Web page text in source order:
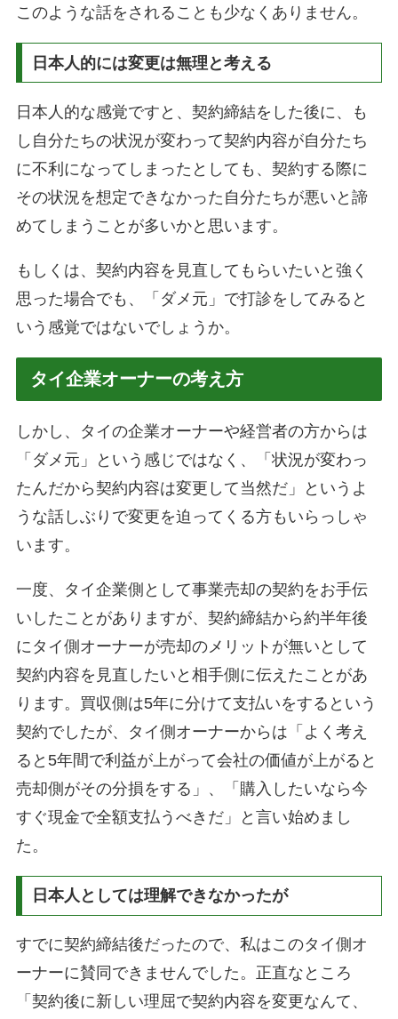
このような話をされることも少なくありません。
日本人的には変更は無理と考える
日本人的な感覚ですと、契約締結をした後に、も
し自分たちの状況が変わって契約内容が自分たち
に不利になってしまったとしても、契約する際に
その状況を想定できなかった自分たちが悪いと諦
めてしまうことが多いかと思います。
もしくは、契約内容を見直してもらいたいと強く
思った場合でも、「ダメ元」で打診をしてみると
いう感覚ではないでしょうか。
タイ企業オーナーの考え方
しかし、タイの企業オーナーや経営者の方からは
「ダメ元」という感じではなく、「状況が変わっ
たんだから契約内容は変更して当然だ」というよ
うな話しぶりで変更を迫ってくる方もいらっしゃ
います。
一度、タイ企業側として事業売却の契約をお手伝
いしたことがありますが、契約締結から約半年後
にタイ側オーナーが売却のメリットが無いとして
契約内容を見直したいと相手側に伝えたことがあ
ります。買収側は5年に分けて支払いをするという
契約でしたが、タイ側オーナーからは「よく考え
ると5年間で利益が上がって会社の価値が上がると
売却側がその分損をする」、「購入したいなら今
すぐ現金で全額支払うべきだ」と言い始めまし
た。
日本人としては理解できなかったが
すでに契約締結後だったので、私はこのタイ側オ
ーナーに賛同できませんでした。正直なところ
「契約後に新しい理屈で契約内容を変更なんて、